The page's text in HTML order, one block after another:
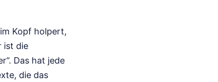
Kopf holpert,
ist die
Das hat jede
die das